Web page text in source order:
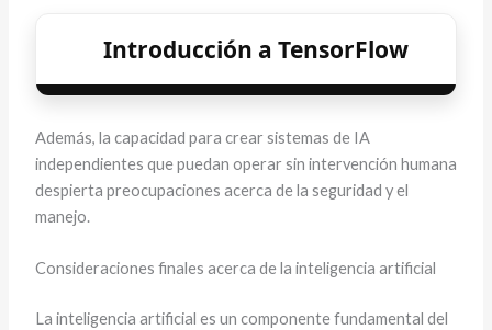
Introducción a TensorFlow
Además, la capacidad para crear sistemas de IA
independientes que puedan operar sin intervención humana
despierta preocupaciones acerca de la seguridad y el
manejo.
Consideraciones finales acerca de la inteligencia artificial
La inteligencia artificial es un componente fundamental del